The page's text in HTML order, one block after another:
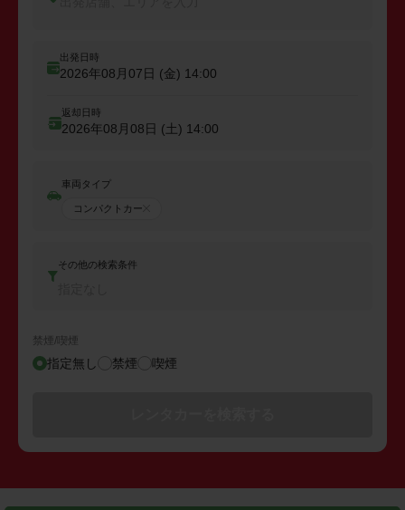
出発日時
2026年08月07日 (金) 14:00
返却日時
2026年08月08日 (土) 14:00
車両タイプ
コンパクトカー
その他の検索条件
禁煙/喫煙
指定無し 禁煙 喫煙